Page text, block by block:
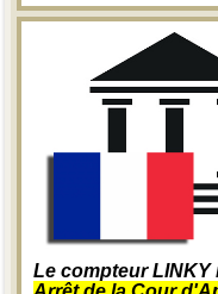
Le compteur